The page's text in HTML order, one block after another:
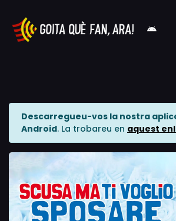
Descarregueu-vos la nostra
Android. La trobareu en aquest